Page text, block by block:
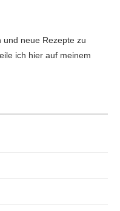
und neue Rezepte zu
ich hier auf meinem